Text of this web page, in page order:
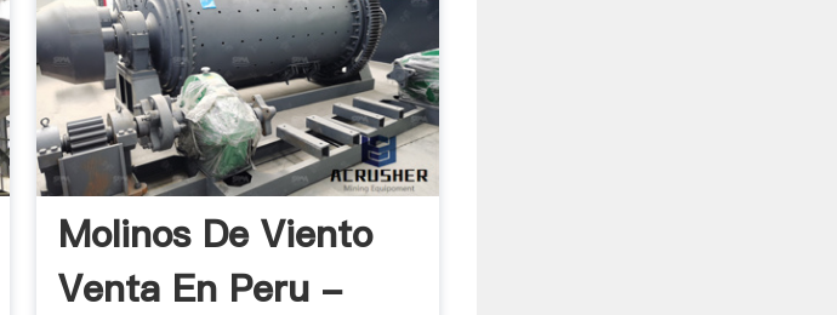
Molinos De Viento
Venta En Peru -